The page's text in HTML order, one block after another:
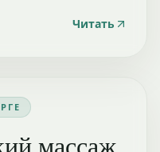
Читать